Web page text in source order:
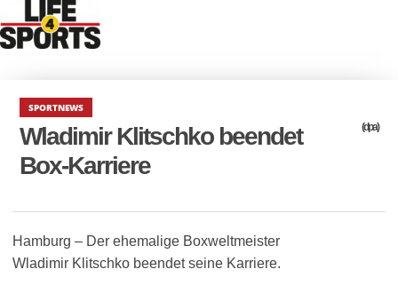
SPORTNEWS
Wladimir Klitschko beendet
Box-Karriere
(dpa)
Hamburg – Der ehemalige Boxweltmeister
Wladimir Klitschko beendet seine Karriere.